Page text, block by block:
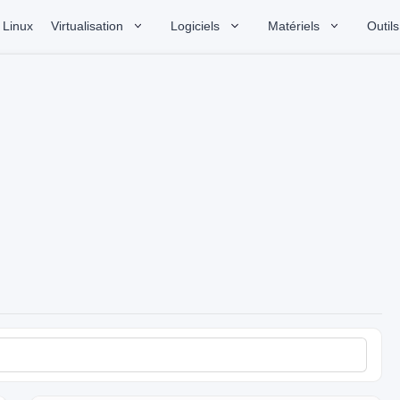
Linux Virtualisation Logiciels Matériels Outils